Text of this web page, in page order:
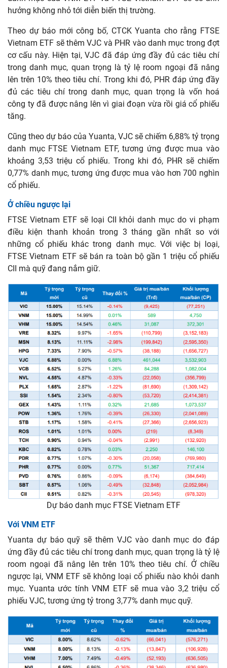
hưởng không nhỏ tới diễn biến thị trường.
Theo dự báo mới công bố, CTCK Yuanta cho rằng FTSE
Vietnam ETF sẽ thêm VJC và PHR vào danh mục trong đợt
cơ cấu này. Hiện tại, VJC đã đáp ứng đầy đủ các tiêu chí
trong danh mục, quan trọng là tỷ lệ room ngoại đã nâng
lên trên 10% theo tiêu chí. Trong khi đó, PHR đáp ứng đầy
đủ các tiêu chí trong danh mục, quan trọng là vốn hoá
công ty đã được nâng lên vì giai đoạn vừa rồi giá cổ phiếu
tăng.
Cũng theo dự báo của Yuanta, VJC sẽ chiếm 6,88% tỷ trọng
danh mục FTSE Vietnam ETF, tương ứng được mua vào
khoảng 3,53 triệu cổ phiếu. Trong khi đó, PHR sẽ chiếm
0,77% danh mục, tương ứng được mua vào hơn 700 nghìn
cổ phiếu.
Ở chiều ngược lại
FTSE Vietnam ETF sẽ loại CII khỏi danh mục do vi phạm
điều kiện thanh khoản trong 3 tháng gần nhất so với
những cổ phiếu khác trong danh mục. Với việc bị loại,
FTSE Vietnam ETF sẽ bán ra toàn bộ gần 1 triệu cổ phiếu
CII mà quỹ đang nắm giữ.
Dự báo danh mục FTSE Vietnam ETF
Với VNM ETF
Yuanta dự báo quỹ sẽ thêm VJC vào danh mục do đáp
ứng đầy đủ các tiêu chí trong danh mục, quan trọng là tỷ lệ
room ngoại đã nâng lên trên 10% theo tiêu chí. Ở chiều
ngược lại, VNM ETF sẽ không loại cổ phiếu nào khỏi danh
mục. Yuanta ước tính VNM ETF sẽ mua vào 3,2 triệu cổ
phiếu VJC, tương ứng tỷ trong 3,77% danh mục quỹ.